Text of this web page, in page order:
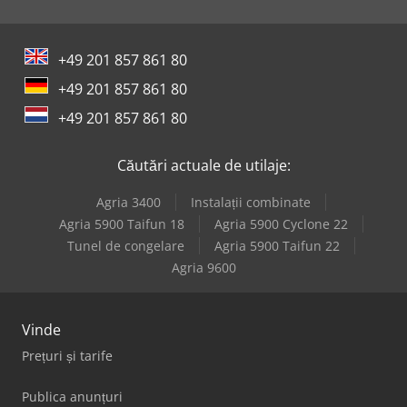
Mep Tiger 352
Mep Tiger 352 Nc 5.0
Mep Tiger 372 Cnc Lr 4.0
Mep Tiger 372 Sx Evo
Schunk Jbm-St 220
+49 201 857 861 80
+49 201 857 861 80
+49 201 857 861 80
Căutări actuale de utilaje:
Agria 3400
Instalații combinate
Agria 5900 Taifun 18
Agria 5900 Cyclone 22
Tunel de congelare
Agria 5900 Taifun 22
Agria 9600
Vinde
Prețuri și tarife
Publica anunțuri